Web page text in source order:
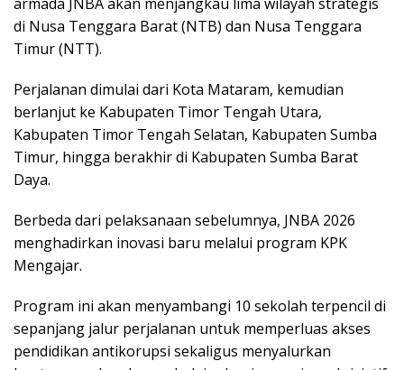
di Nusa Tenggara Barat (NTB) dan Nusa Tenggara
Timur (NTT).
Perjalanan dimulai dari Kota Mataram, kemudian
berlanjut ke Kabupaten Timor Tengah Utara,
Kabupaten Timor Tengah Selatan, Kabupaten Sumba
Timur, hingga berakhir di Kabupaten Sumba Barat
Daya.
Berbeda dari pelaksanaan sebelumnya, JNBA 2026
menghadirkan inovasi baru melalui program KPK
Mengajar.
Program ini akan menyambangi 10 sekolah terpencil di
sepanjang jalur perjalanan untuk memperluas akses
pendidikan antikorupsi sekaligus menyalurkan